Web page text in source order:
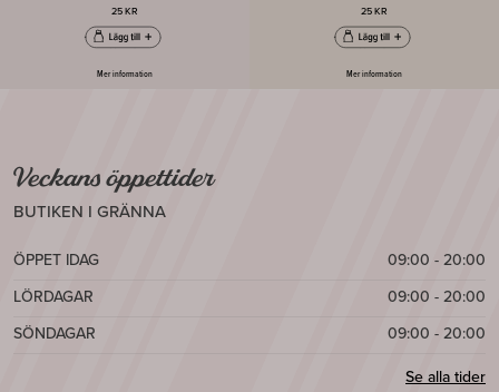
25 KR
Mer information
25 KR
Mer information
Veckans öppettider
BUTIKEN I GRÄNNA
ÖPPET IDAG
09:00 - 20:00
LÖRDAGAR
09:00 - 20:00
SÖNDAGAR
09:00 - 20:00
Se alla tider